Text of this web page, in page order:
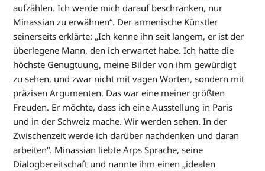
aufzählen. Ich werde mich darauf beschränken, nur
Minassian zu erwähnen“. Der armenische Künstler
seinerseits erklärte: „Ich kenne ihn seit langem, er ist der
überlegene Mann, den ich erwartet habe. Ich hatte die
höchste Genugtuung, meine Bilder von ihm gewürdigt
zu sehen, und zwar nicht mit vagen Worten, sondern mit
präzisen Argumenten. Das war eine meiner größten
Freuden. Er möchte, dass ich eine Ausstellung in Paris
und in der Schweiz mache. Wir werden sehen. In der
Zwischenzeit werde ich darüber nachdenken und daran
arbeiten“. Minassian liebte Arps Sprache, seine
Dialogbereitschaft und nannte ihm einen „idealen